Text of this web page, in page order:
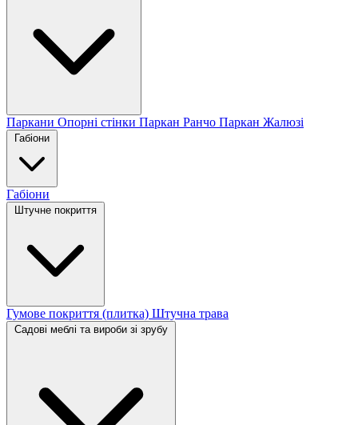
Паркани Опорні стінки Паркан Ранчо Паркан Жалюзі
Габіони
Габіони
Штучне покриття
Гумове покриття (плитка) Штучна трава
Садові меблі та вироби зі зрубу